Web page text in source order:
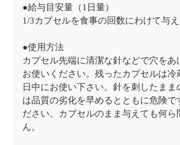
●給与目安量（1日量）
1/3カプセルを食事の回数にわけて与え
●使用方法
カプセル先端に清潔な針などで穴をあ
お使いください。残ったカプセルは冷
日中にお使い下さい。針を刺したまま
は品質の劣化を早めるとともに危険で
ださい。カプセルのまま与えても何ら
ん。